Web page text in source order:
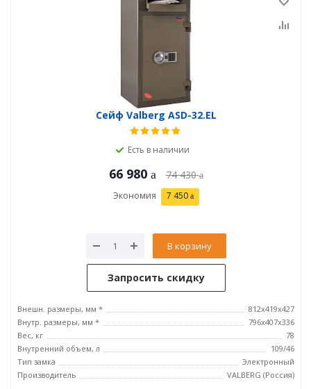
Сейф Valberg ASD-32.EL
Есть в наличии
66 980 74 430
Экономия 7 450
В корзину
Запросить скидку
Внешн. размеры, мм *
812x419x427
Внутр. размеры, мм *
796х407х336
Вес, кг
78
Внутренний объем, л
109/46
Тип замка
Электронный
Производитель
VALBERG (Россия)